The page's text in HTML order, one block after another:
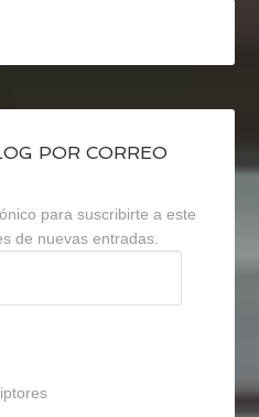
POR CORREO
para suscribirte a este
de nuevas entradas.